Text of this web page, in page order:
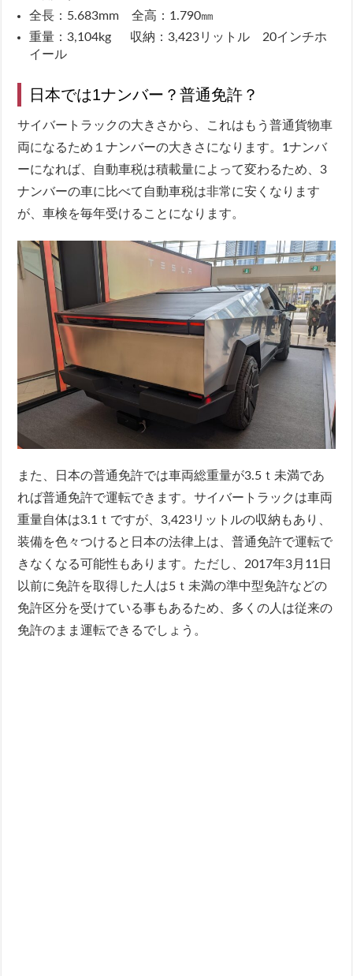
全長：5.683mm 全高：1.790㎜
重量：3,104kg 収納：3,423リットル 20インチホ
イール
日本では1ナンバー？普通免許？
サイバートラックの大きさから、これはもう普通貨物車
両になるため１ナンバーの大きさになります。1ナンバ
ーになれば、自動車税は積載量によって変わるため、3
ナンバーの車に比べて自動車税は非常に安くなります
が、車検を毎年受けることになります。
また、日本の普通免許では車両総重量が3.5ｔ未満であ
れば普通免許で運転できます。サイバートラックは車両
重量自体は3.1ｔですが、3,423リットルの収納もあり、
装備を色々つけると日本の法律上は、普通免許で運転で
きなくなる可能性もあります。ただし、2017年3月11日
以前に免許を取得した人は5ｔ未満の準中型免許などの
免許区分を受けている事もあるため、多くの人は従来の
免許のまま運転できるでしょう。